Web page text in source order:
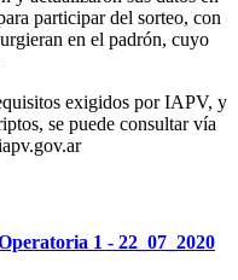
participar del sorteo, con
en el padrón, cuyo
exigidos por IAPV, y
se puede consultar vía
1 - 22_07_2020